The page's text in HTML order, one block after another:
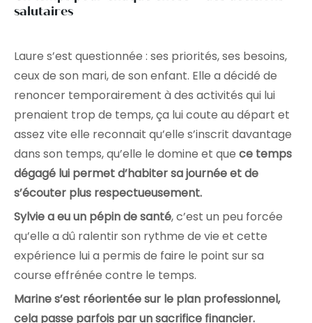
salutaires
Laure s’est questionnée : ses priorités, ses besoins,
ceux de son mari, de son enfant. Elle a décidé de
renoncer temporairement à des activités qui lui
prenaient trop de temps, ça lui coute au départ et
assez vite elle reconnait qu’elle s’inscrit davantage
dans son temps, qu’elle le domine et que ce temps
dégagé lui permet d’habiter sa journée et de
s’écouter plus respectueusement.
Sylvie a eu un pépin de santé, c’est un peu forcée
qu’elle a dû ralentir son rythme de vie et cette
expérience lui a permis de faire le point sur sa
course effrénée contre le temps.
Marine s’est réorientée sur le plan professionnel,
cela passe parfois par un sacrifice financier.